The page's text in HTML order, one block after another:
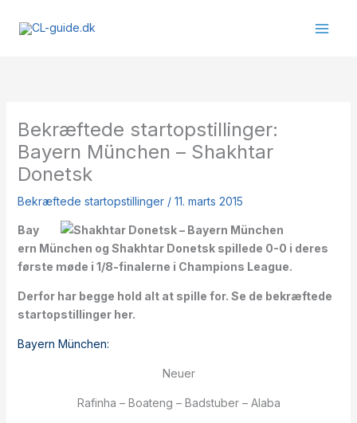
Bekræftede startopstillinger:
Bayern München – Shakhtar
Donetsk
Bekræftede startopstillinger/ 11. marts 2015
Bay
ern München og Shakhtar Donetsk spillede 0-0 i deres
første møde i 1/8-finalerne i Champions League.
Derfor har begge hold alt at spille for. Se de bekræftede
startopstillinger her.
Bayern München:
Neuer
Rafinha – Boateng – Badstuber – Alaba